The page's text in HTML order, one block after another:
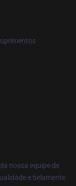
nossa equipe de
e belamente